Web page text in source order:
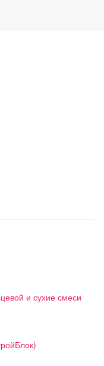
и сухие смеси